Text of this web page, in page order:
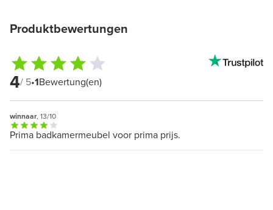
Produktbewertungen
4/ 5•1Bewertung(en)
winnaar, 13/10
Prima badkamermeubel voor prima prijs.